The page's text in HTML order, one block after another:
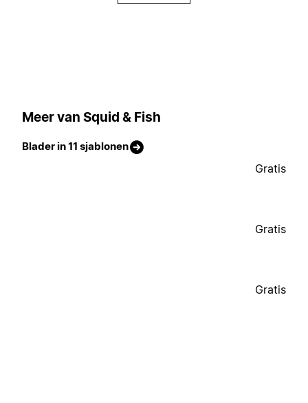
Meer van Squid & Fish
Blader in 11 sjablonen
Gratis
Gratis
Gratis